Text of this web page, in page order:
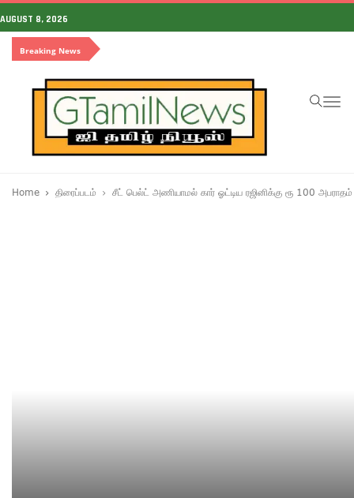
AUGUST 8, 2026
Breaking News
Home திரைப்படம் சீட் பெல்ட் அணியாமல் கார் ஓட்டிய ரஜினிக்கு ரூ 100 அபராதம்